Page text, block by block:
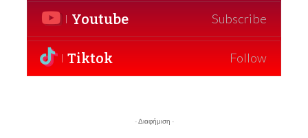
Youtube Subscribe
Tiktok Follow
- Διαφήμιση -